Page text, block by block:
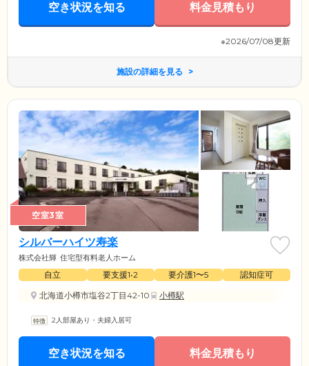
空き状況を知る 料金見積もり
※2026/07/08更新
施設の詳細を見る
空室3室
シルバーハイツ寿楽
株式会社輝 住宅型有料老人ホーム
自立 要支援1•2 要介護1〜5
認知症可
北海道小樽市塩谷2丁目42-10
小樽駅
2人部屋あり・夫婦入居可
空き状況を知る 料金見積もり